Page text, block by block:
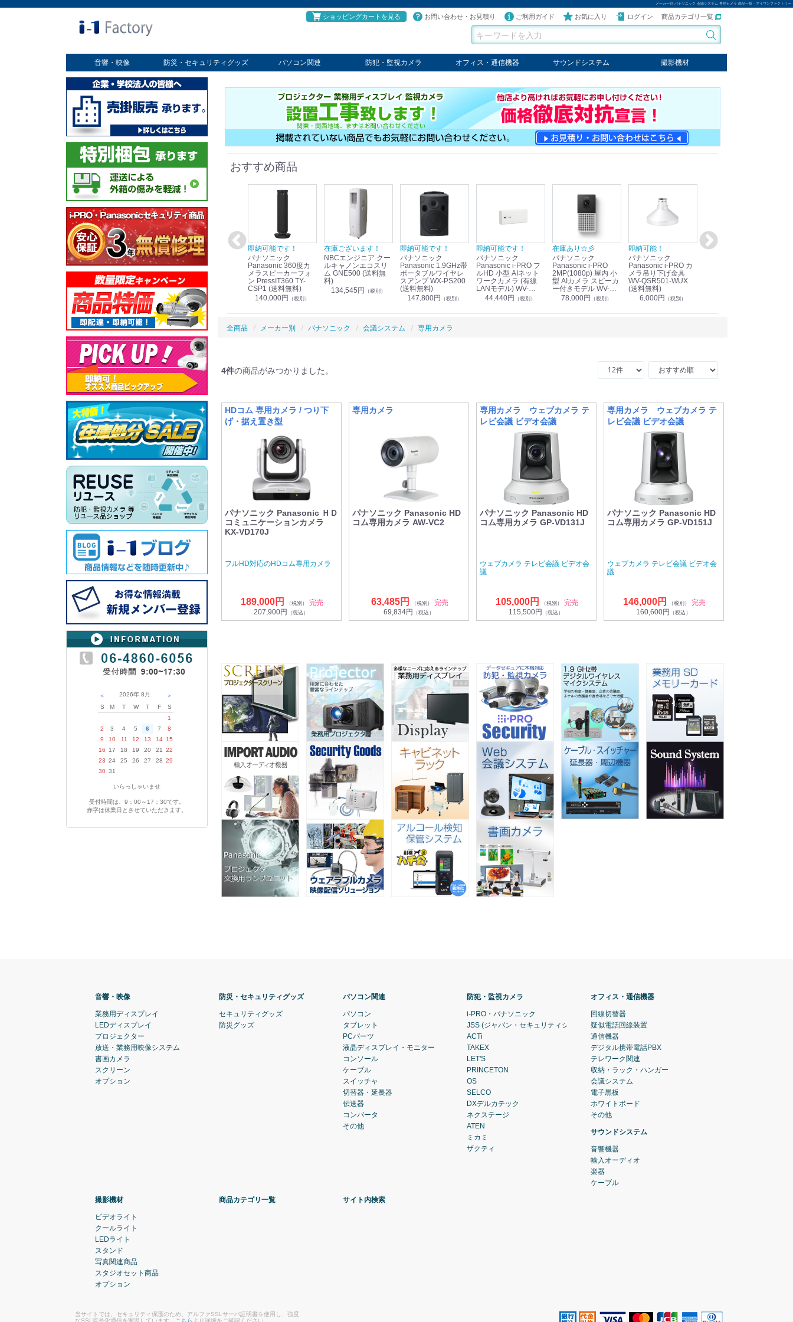
メーカー別 パナソニック 会議システム 専用カメラ 商品一覧 - アイワンファクトリー
ショッピングカートを見る お問い合わせ・お見積り ご利用ガイド お気に入り ログイン 商品カテゴリ一覧
音響・映像
業務用ディスプレイ
プロジェクター
放送・業務用映像システム
書画カメラ
スクリーン
オプション
防災・セキュリティグッズ
セキュリティグッズ
防災グッズ
パソコン関連 防犯・監視カメラ オフィス・通信機器 サウンドシステム 撮影機材
＜ 2026年 8月
＞
S
M T W T F
S
1
2
3 4 5 6 7
8
9
10 11 12 13 14 15
16
17 18 19 20 21
22
23 24 25 26 27 28 29
30 31
いらっしゃいませ
受付時間は、9：00～17：30です。
赤字は休業日とさせていただきます。
おすすめ商品
Panasonic i-PRO
2MP(1080p) 屋内 小
ー付きモデル WV-
S71301-F2L (送料無
（税別）
即納可能！
パナソニック
Panasonic i-PRO カ
メラ吊り下げ金具
WV-QSR501-WUX
(送料無料)
6,000円（税別）
在庫あり！送料無料！
パナソニック
Panasonic リモコン
マイク (10局用) WR-
210A (送料無料)
39,000円
即納可能です！
パナソニック
Panasonic 360度カ
メラスピーカーフォ
ン PressIT360 TY-
CSP1 (送料無料)
140,000円 （税別）
在庫ございます！
NBCエンジニア クー
ルキャノンエコスリ
ム GNE500 (送料無
料)
134,545円
（税別）
即納可能です！
パナソニック
Panasonic 1.9GHz帯
ポータブルワイヤレ
スアンプ WX-PS200
(送料無料)
147,800円 （税別）
即納可能です！
パナソニック
Panasonic i-PRO フ
ルHD 小型 AIネット
ワークカメラ (有線
LANモデル) WV-
S7130UX (送料無料)
44,440円 （税別）
在庫あり☆彡
パナソニック
Panasonic i-PRO
2MP(1080p) 屋内 小
型 AIカメラ スピーカ
ー付きモデル WV-
S71301-F2L (送料無
78,000円 （税別）
即納可能！
パナソニック
Panasonic i-PRO カ
メラ吊り下げ金具
WV-QSR501-WUX
(送料無料)
6,000円 （税別）
全商品 メーカー別 パナソニック 会議システム 専用カメラ
4件の商品がみつかりました。
HDコム 専用カメラ / つり下
げ・据え置き型
パナソニック Panasonic ＨＤ
コミュニケーションカメラ
KX-VD170J
フルHD対応のHDコム専用カメラ
189,000円 （税別）
完売
207,900円
（税込）
専用カメラ
パナソニック Panasonic HD
コム専用カメラ AW-VC2
63,485円 （税別）
完売
69,834円
（税込）
専用カメラ ウェブカメラ テ
レビ会議 ビデオ会議
パナソニック Panasonic HD
コム専用カメラ GP-VD131J
ウェブカメラ テレビ会議 ビデオ会
議
105,000円 （税別）
完売
115,500円
（税込）
専用カメラ ウェブカメラ テ
レビ会議 ビデオ会議
パナソニック Panasonic HD
コム専用カメラ GP-VD151J
ウェブカメラ テレビ会議 ビデオ会
議
146,000円 （税別）
完売
160,600円
（税込）
音響・映像
業務用ディスプレイ
LEDディスプレイ
プロジェクター
放送・業務用映像システム
書画カメラ
スクリーン
オプション
防災・セキュリティグッズ
セキュリティグッズ
防災グッズ
パソコン関連
パソコン
タブレット
PCパーツ
液晶ディスプレイ・モニター
コンソール
ケーブル
スイッチャ
切替器・延長器
伝送器
コンバータ
その他
防犯・監視カメラ
i-PRO・パナソニック
JSS (ジャパン・セキュリティシステム)
ACTi
TAKEX
LET'S
PRINCETON
OS
SELCO
DXデルカテック
ネクステージ
ATEN
ミカミ
ザクティ
オフィス・通信機器
回線切替器
疑似電話回線装置
通信機器
デジタル携帯電話PBX
テレワーク関連
収納・ラック・ハンガー
会議システム
電子黒板
ホワイトボード
その他
サウンドシステム
音響機器
輸入オーディオ
楽器
ケーブル
撮影機材
ビデオライト
クールライト
LEDライト
スタンド
写真関連商品
スタジオセット商品
オプション
商品カテゴリ一覧 サイト内検索
当サイトでは、セキュリティ保護のため、アルファSSLサーバ証明書を使用し、強度
なSSL暗号化通信を実現しています。
こちら より詳細をご確認ください。